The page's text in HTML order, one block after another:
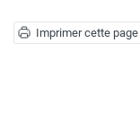
Imprimer cette page